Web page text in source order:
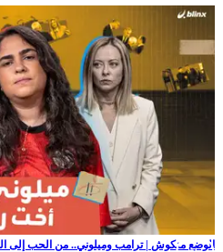
الوضع منكوش | ترامب وميلوني.. من الحب إلى